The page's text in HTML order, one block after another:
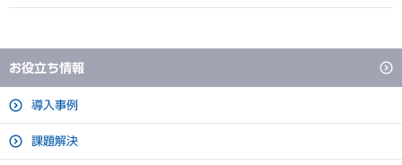
お役立ち情報
導入事例
課題解決